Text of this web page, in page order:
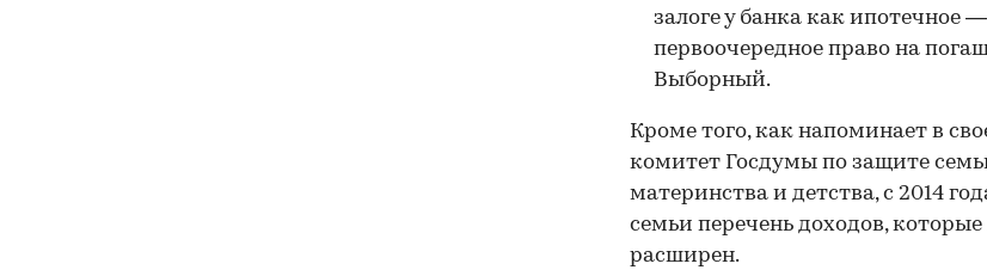
залоге у банка как ипотечное
первоочередное право на
Выборный.
Кроме того, как напоминает в
комитет Госдумы по защите
материнства и детства, с 2014
семьи перечень доходов,
расширен.